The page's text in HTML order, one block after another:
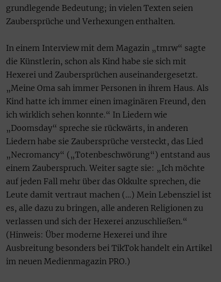
grundlegende Bedeutung; in vielen Texten seien
Zaubersprüche und Verhexungen enthalten.
In einem Interview mit dem Magazin „tmrw“ sagte
die Künstlerin, schon als Kind habe sie sich mit
Hexerei und Zaubersprüchen auseinandergesetzt.
„Meine Oma sah immer Personen in ihrem Haus. Als
Kind hatte ich immer einen imaginären Freund, den
ich wirklich sehen konnte.“ In Liedern wie
„Doomsday“ spreche sie rückwärts, in anderen
Liedern habe sie Zaubersprüche versteckt, das Lied
„Necromancy“ („Totenbeschwörung“) entstand aus
einem Zauberspruch. Weiter sagte sie: „Ich möchte
auf jeden Fall mehr über das Okkulte sprechen, die
Leute damit vertraut machen (…) Mein Lebensziel ist
es, alle dazu zu bringen, alle anderen Religionen zu
verlassen und sich der Hexerei anzuschließen.“
(Hinweis: Über moderne Hexerei und ihre
Ausbreitung besonders bei TikTok handelt ein Artikel
im neuen Medienmagazin PRO.)